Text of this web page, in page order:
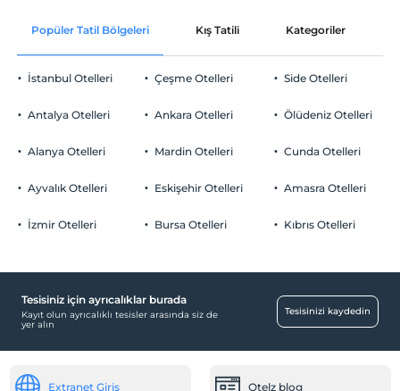
Ortak alanlar ve tüm odalar
Otopark
Ücretsiz Özel Otopark
Havuz
Check/out
En geç saat 10:00 ve öncesi
Evcil Hayvan
2 yaşına kadar olan bebekler ücretsizdir.
Popüler Tatil Bölgeleri Kış Tatili Kategoriler
İstanbul Otelleri
Antalya Otelleri
Alanya Otelleri
Ayvalık Otelleri
İzmir Otelleri
Çeşme Otelleri
Ankara Otelleri
Mardin Otelleri
Eskişehir Otelleri
Bursa Otelleri
Side Otelleri
Ölüdeniz Otelleri
Cunda Otelleri
Amasra Otelleri
Kıbrıs Otelleri
Tesisiniz için ayrıcalıklar burada
Kayıt olun ayrıcalıklı tesisler arasında siz de
yer alın
Tesisinizi kaydedin
Extranet Giriş Otelz blog